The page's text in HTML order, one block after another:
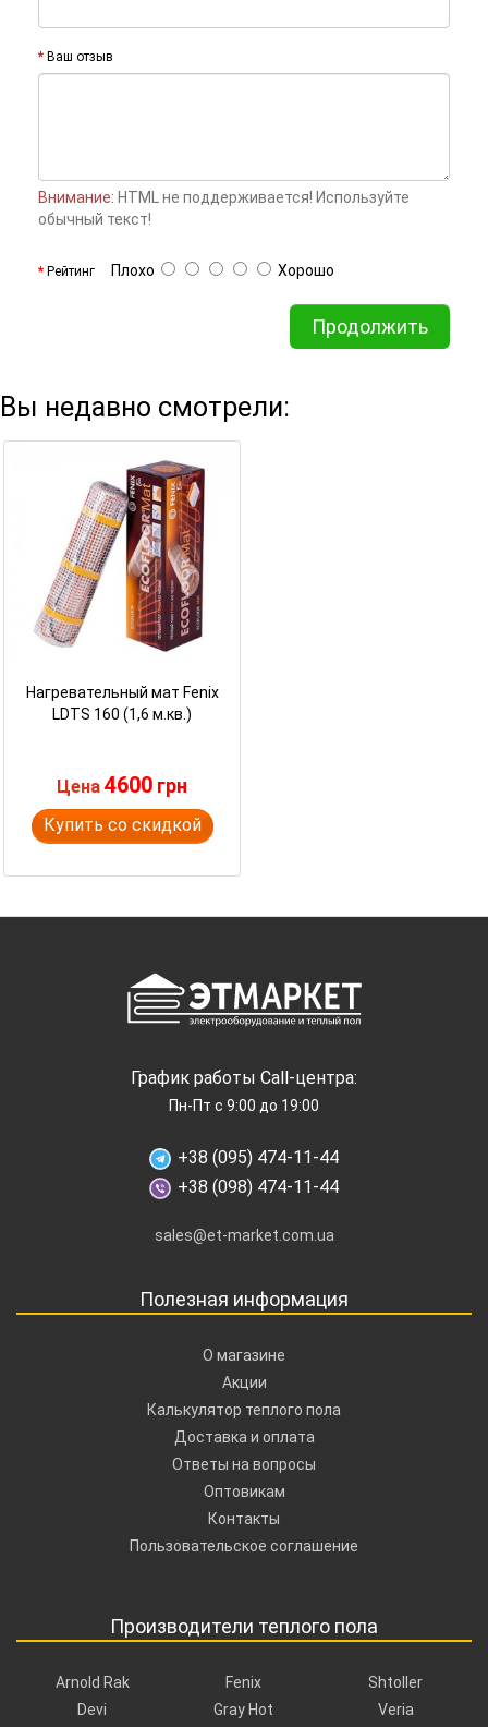
Ваш отзыв
Внимание: HTML не поддерживается! Используйте
обычный текст!
Рейтинг Плохо Хорошо
Продолжить
Вы недавно смотрели:
Нагревательный мат Fenix
LDTS 160 (1,6 м.кв.)
Цена 4600 грн
Купить со скидкой
График работы Call-центра:
Пн-Пт с 9:00 до 19:00
+38 (095) 474-11-44
+38 (098) 474-11-44
sales@et-market.com.ua
Полезная информация
О магазине
Акции
Калькулятор теплого пола
Доставка и оплата
Ответы на вопросы
Оптовикам
Контакты
Пользовательское соглашение
Производители теплого пола
Arnold Rak
Devi
Fenix
Gray Hot
Shtoller
Veria